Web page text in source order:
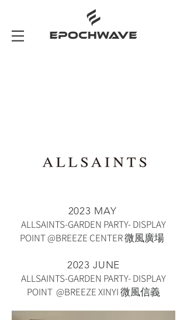
2023 MAY
ALLSAINTS-GARDEN PARTY- DISPLAY
POINT @BREEZE CENTER 微風廣場
2023 JUNE
ALLSAINTS-GARDEN PARTY- DISPLAY
POINT @BREEZE XINYI 微風信義